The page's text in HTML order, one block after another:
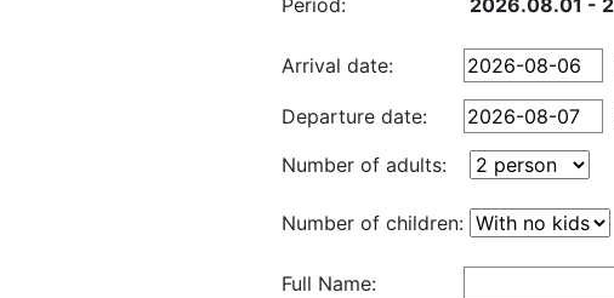
Period: 2026.08.01 -
Arrival date:
Departure date:
Number of adults:
Number of children:
Full Name: